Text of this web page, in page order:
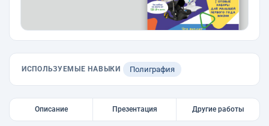
ИСПОЛЬЗУЕМЫЕ НАВЫКИ Полиграфия
Описание Презентация Другие работы